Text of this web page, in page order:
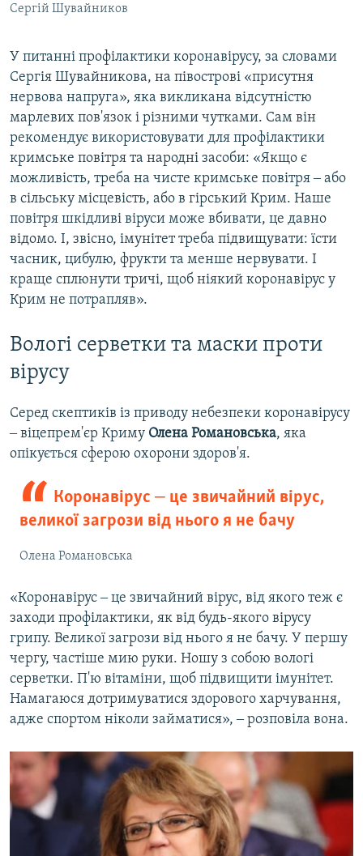
Сергій Шувайников
У питанні профілактики коронавірусу, за словами
Сергія Шувайникова, на півострові «присутня
нервова напруга», яка викликана відсутністю
марлевих пов'язок і різними чутками. Сам він
рекомендує використовувати для профілактики
кримське повітря та народні засоби: «Якщо є
можливість, треба на чисте кримське повітря ‒ або
в сільську місцевість, або в гірський Крим. Наше
повітря шкідливі віруси може вбивати, це давно
відомо. І, звісно, імунітет треба підвищувати: їсти
часник, цибулю, фрукти та менше нервувати. І
краще сплюнути тричі, щоб ніякий коронавірус у
Крим не потрапляв».
Вологі серветки та маски проти
вірусу
Серед скептиків із приводу небезпеки коронавірусу
‒ віцепрем'єр Криму Олена Романовська, яка
опікується сферою охорони здоров'я.
Коронавірус ‒ це звичайний вірус,
великої загрози від нього я не бачу
Олена Романовська
«Коронавірус ‒ це звичайний вірус, від якого теж є
заходи профілактики, як від будь-якого вірусу
грипу. Великої загрози від нього я не бачу. У першу
чергу, частіше мию руки. Ношу з собою вологі
серветки. П'ю вітаміни, щоб підвищити імунітет.
Намагаюся дотримуватися здорового харчування,
адже спортом ніколи займатися», ‒ розповіла вона.